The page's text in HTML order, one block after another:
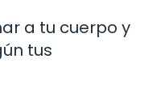
a tu cuerpo y
tus